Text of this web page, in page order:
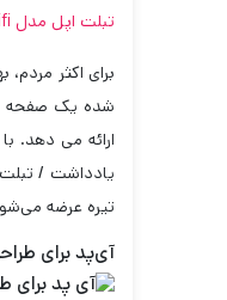
تبلت اپل مدل Apple iPad Air 10.9 wifi ظرفیت 256 گیگابایت
تیره عرضه
آی‌پد برای